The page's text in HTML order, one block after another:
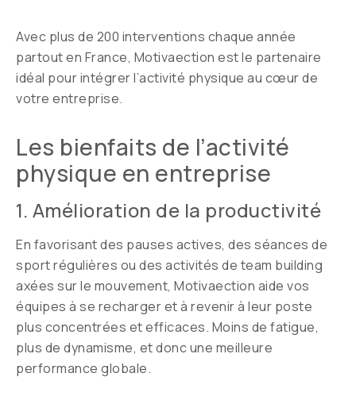
Avec plus de 200 interventions chaque année
partout en France, Motivaection est le partenaire
idéal pour intégrer l’activité physique au cœur de
votre entreprise.
Les bienfaits de l’activité
physique en entreprise
1. Amélioration de la productivité
En favorisant des pauses actives, des séances de
sport régulières ou des activités de team building
axées sur le mouvement, Motivaection aide vos
équipes à se recharger et à revenir à leur poste
plus concentrées et efficaces. Moins de fatigue,
plus de dynamisme, et donc une meilleure
performance globale.